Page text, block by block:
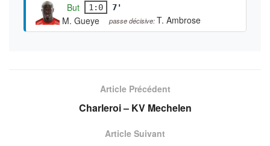
But 1:0 7'
M. Gueye passe décisive:T. Ambrose
Article Précédent
Charleroi – KV Mechelen
Article Suivant